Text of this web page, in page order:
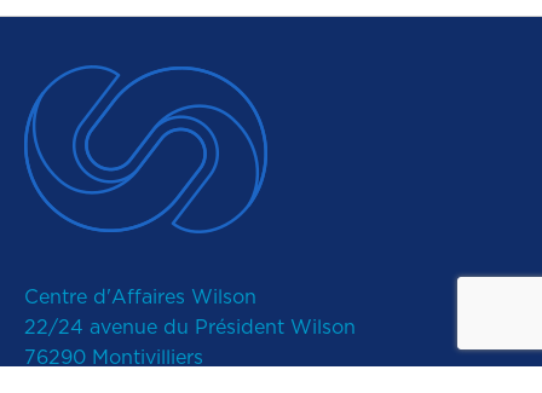
Centre d'Affaires Wilson
22/24 avenue du Président Wilson
76290 Montivilliers